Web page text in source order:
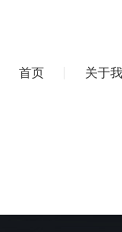
首页 关于